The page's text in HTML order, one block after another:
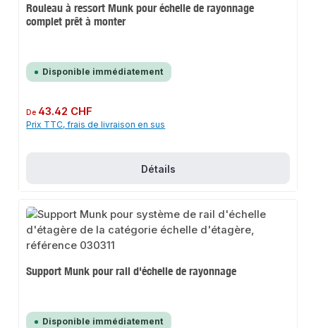
Rouleau à ressort Munk pour échelle de rayonnage
complet prêt à monter
Disponible immédiatement
Prix régulier :
De 43.42 CHF
Prix TTC, frais de livraison en sus
Détails
Support Munk pour rail d'échelle de rayonnage
Disponible immédiatement